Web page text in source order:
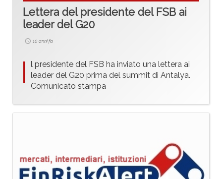
Lettera del presidente del FSB ai
leader del G20
10 anni fa
I
l presidente del FSB ha inviato una lettera ai
leader del G20 prima del summit di Antalya.
Comunicato stampa